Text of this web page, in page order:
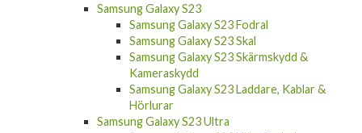
Samsung Galaxy S23
Samsung Galaxy S23 Fodral
Samsung Galaxy S23 Skal
Samsung Galaxy S23 Skärmskydd &
Kameraskydd
Samsung Galaxy S23 Laddare, Kablar &
Hörlurar
Samsung Galaxy S23 Ultra